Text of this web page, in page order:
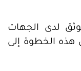
لدى الجهات
هذه الخطوة إلى